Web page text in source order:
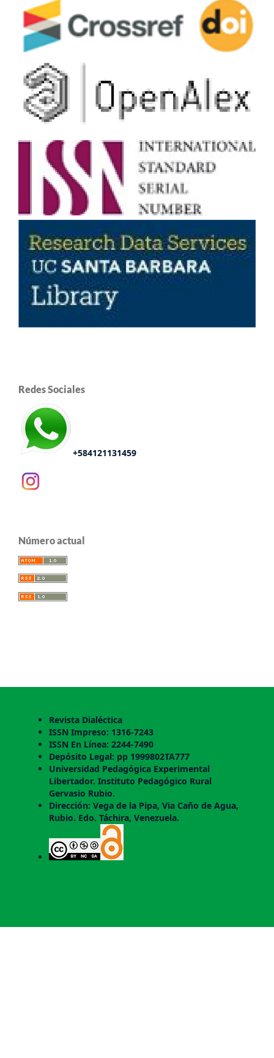
Redes Sociales
+584121131459
Número actual
Revista Dialéctica
ISSN Impreso: 1316-7243
ISSN En Línea: 2244-7490
Depósito Legal: pp 1999802TA777
Universidad Pedagógica Experimental
Libertador. Instituto Pedagógico Rural
Gervasio Rubio.
Dirección: Vega de la Pipa, Via Caño de Agua,
Rubio. Edo. Táchira, Venezuela.